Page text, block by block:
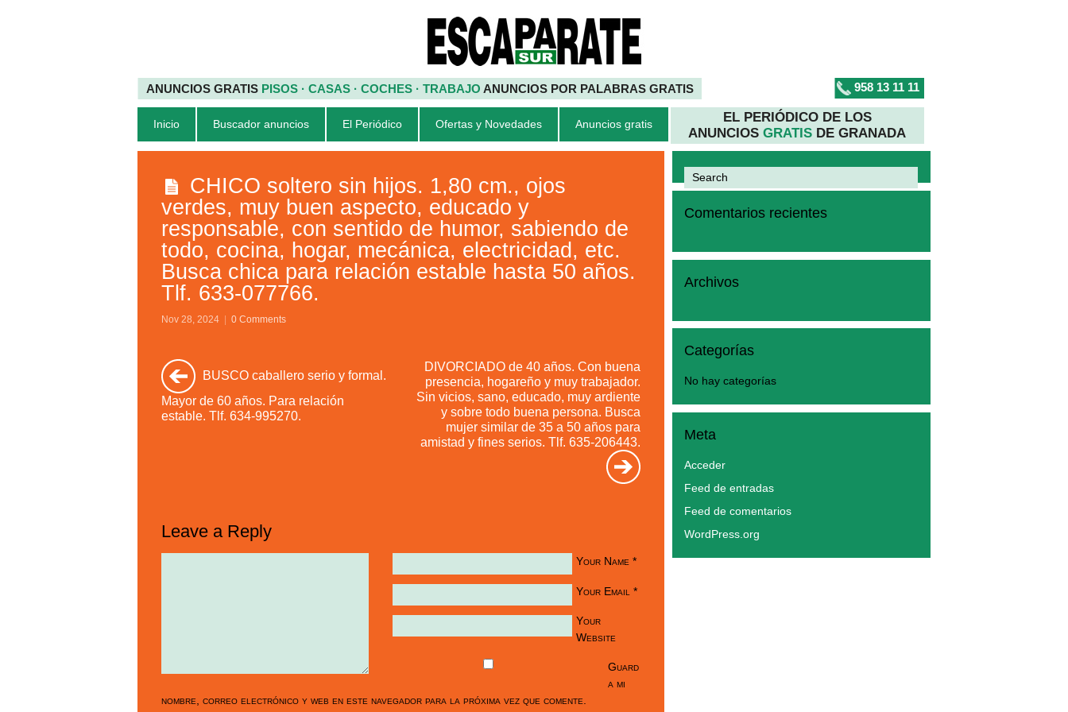
ANUNCIOS GRATIS PISOS · CASAS · COCHES · TRABAJO ANUNCIOS POR PALABRAS GRATIS 958 13 11 11
Inicio Buscador anuncios El Periódico Ofertas y Novedades Anuncios gratis
EL PERIÓDICO DE LOS
ANUNCIOSGRATIS DE GRANADA
CHICO soltero sin hijos. 1,80 cm., ojos
verdes, muy buen aspecto, educado y
responsable, con sentido de humor, sabiendo de
todo, cocina, hogar, mecánica, electricidad, etc.
Busca chica para relación estable hasta 50 años.
Tlf. 633-077766.
Nov 28, 2024 0 Comments
BUSCO caballero serio y formal.
Mayor de 60 años. Para relación
estable. Tlf. 634-995270.
DIVORCIADO de 40 años. Con buena
presencia, hogareño y muy trabajador.
Sin vicios, sano, educado, muy ardiente
y sobre todo buena persona. Busca
mujer similar de 35 a 50 años para
amistad y fines serios. Tlf. 635-206443.
Leave a Reply
Your Name *
Your Email *
Your
Website
Guard
a mi
nombre, correo electrónico y web en este navegador para la próxima vez que comente.
Comentarios recientes
Archivos
Categorías
No hay categorías
Meta
Acceder
Feed de entradas
Feed de comentarios
WordPress.org